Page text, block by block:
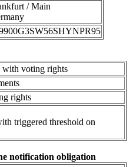
/ Main
with voting rights
rights
triggered threshold on
notification obligation